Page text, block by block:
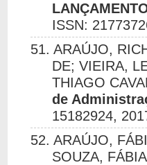
ISSN:
51. ARAÚJO,
DE; VIEIRA,
THIAGO
de
15182924,
52. ARAÚJO,
SOUZA,